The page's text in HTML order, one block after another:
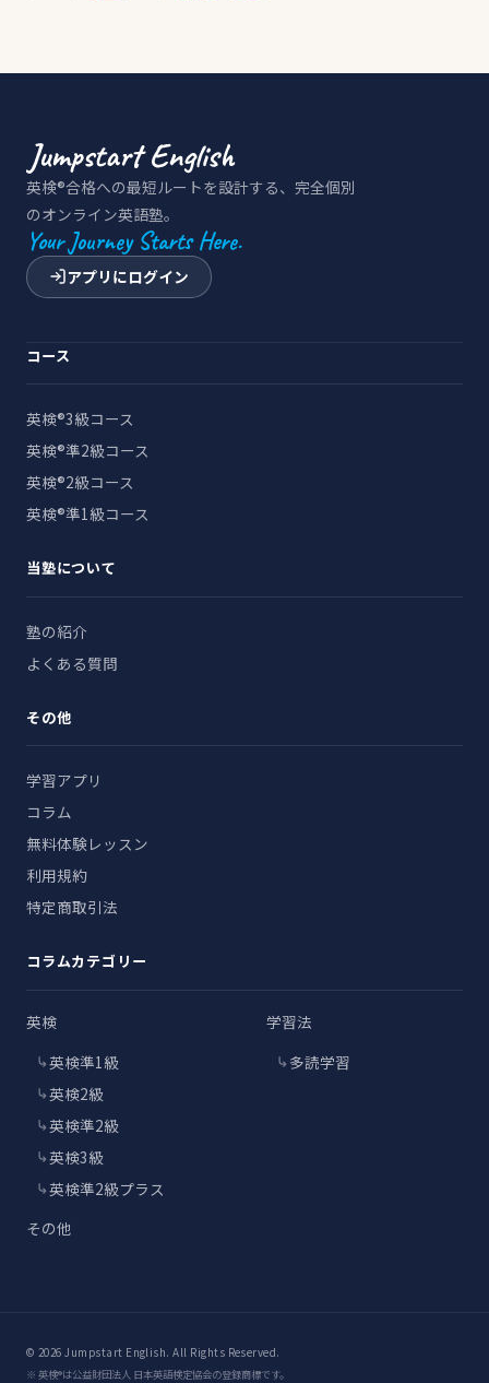
英検®合格への最短ルートを設計する、完全個別
のオンライン英語塾。
Your Journey Starts Here.
アプリにログイン
コース
英検®3級コース
英検®準2級コース
英検®2級コース
英検®準1級コース
当塾について
塾の紹介
よくある質問
その他
学習アプリ
コラム
無料体験レッスン
利用規約
特定商取引法
コラムカテゴリー
英検
英検準1級
英検2級
英検準2級
英検3級
英検準2級プラス
学習法
多読学習
その他
© 2026 Jumpstart English. All Rights Reserved.
※ 英検®は公益財団法人 日本英語検定協会の登録商標です。